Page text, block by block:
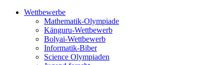
Wettbewerbe
Mathematik-Olympiade
Känguru-Wettbewerb
Bolyai-Wettbewerb
Informatik-Biber
Science Olympiaden